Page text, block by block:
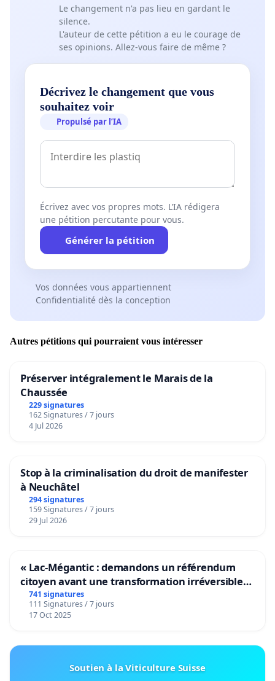
Le changement n'a pas lieu en gardant le
silence.
L'auteur de cette pétition a eu le courage de
ses opinions. Allez-vous faire de même ?
Décrivez le changement que vous
souhaitez voir
Propulsé par l’IA
Écrivez avec vos propres mots. L’IA rédigera
une pétition percutante pour vous.
Générer la pétition
Vos données vous appartiennent
Confidentialité dès la conception
Autres pétitions qui pourraient vous intéresser
Préserver intégralement le Marais de la
Chaussée
229 signatures
162 Signatures / 7 jours
4 Jul 2026
Stop à la criminalisation du droit de manifester
à Neuchâtel
294 signatures
159 Signatures / 7 jours
29 Jul 2026
« Lac-Mégantic : demandons un référendum
citoyen avant une transformation irréversible
de notre territoire »
741 signatures
111 Signatures / 7 jours
17 Oct 2025
Soutien à la Viticulture Suisse